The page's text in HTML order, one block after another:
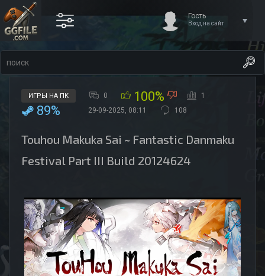
Гость
Вход на сайт
ИГРЫ НА ПК 0 100% 1
89% 29-09-2025, 08:11 108
Touhou Makuka Sai ~ Fantastic Danmaku
Festival Part III Build 20124624